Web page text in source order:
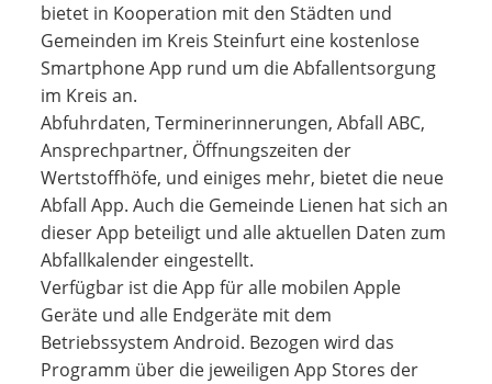
bietet in Kooperation mit den Städten und
Gemeinden im Kreis Steinfurt eine kostenlose
Smartphone App rund um die Abfallentsorgung
im Kreis an.
Abfuhrdaten, Terminerinnerungen, Abfall ABC,
Ansprechpartner, Öffnungszeiten der
Wertstoffhöfe, und einiges mehr, bietet die neue
Abfall App. Auch die Gemeinde Lienen hat sich an
dieser App beteiligt und alle aktuellen Daten zum
Abfallkalender eingestellt.
Verfügbar ist die App für alle mobilen Apple
Geräte und alle Endgeräte mit dem
Betriebssystem Android. Bezogen wird das
Programm über die jeweiligen App Stores der